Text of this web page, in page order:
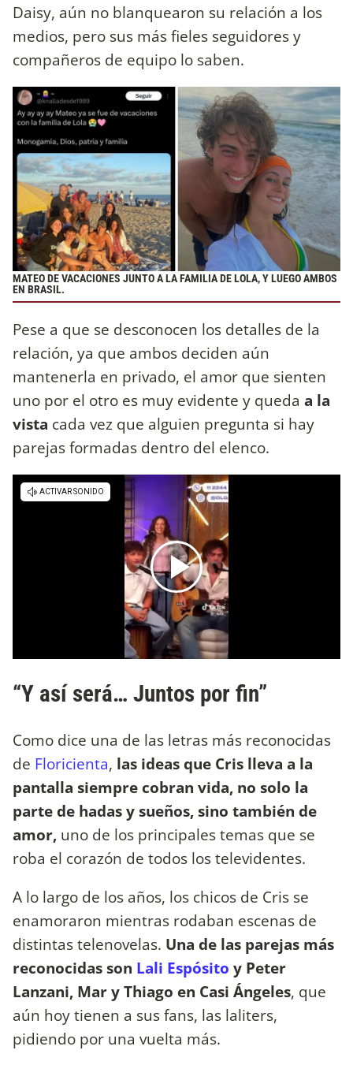
Daisy, aún no blanquearon su relación a los
medios, pero sus más fieles seguidores y
compañeros de equipo lo saben.
MATEO DE VACACIONES JUNTO A LA FAMILIA DE LOLA, Y LUEGO AMBOS
EN BRASIL.
Pese a que se desconocen los detalles de la
relación, ya que ambos deciden aún
mantenerla en privado, el amor que sienten
uno por el otro es muy evidente y queda a la
vista cada vez que alguien pregunta si hay
parejas formadas dentro del elenco.
“Y así será… Juntos por fin”
Como dice una de las letras más reconocidas
de Floricienta, las ideas que Cris lleva a la
pantalla siempre cobran vida, no solo la
parte de hadas y sueños, sino también de
amor, uno de los principales temas que se
roba el corazón de todos los televidentes.
A lo largo de los años, los chicos de Cris se
enamoraron mientras rodaban escenas de
distintas telenovelas. Una de las parejas más
reconocidas son Lali Espósito y Peter
Lanzani, Mar y Thiago en Casi Ángeles, que
aún hoy tienen a sus fans, las laliters,
pidiendo por una vuelta más.